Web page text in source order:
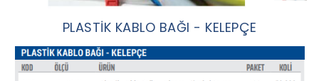
PLASTİK KABLO BAĞI - KELEPÇE